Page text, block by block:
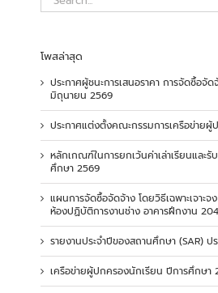
for:
โพสล่าสุด
ประกาศผู้ชนะการเสนอราคา การจัดซื้อจั
มิถุนายน 2569
ประกาศแต่งตั้งคณะกรรมการเครือข่ายผู้
หลักเกณฑ์ในการยกเว้นค่าเล่าเรียนและ
ศึกษา 2569
แผนการจัดซื้อจัดจ้าง โดยวิธีเฉพาะเจาะ
ห้องปฏิบัติการงานช่าง อาคารฝึกงาน
รายงานประจำปีของสถานศึกษา (SAR) ป
เครือข่ายผู้ปกครองนักเรียน ปีการศึกษา